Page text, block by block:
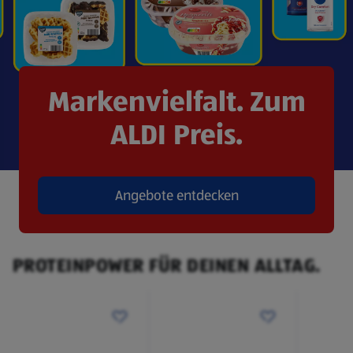
Markenvielfalt. Zum
ALDI Preis.
Angebote entdecken(öffnet in einem neuen Tab)
PROTEINPOWER FÜR DEINEN ALLTAG.